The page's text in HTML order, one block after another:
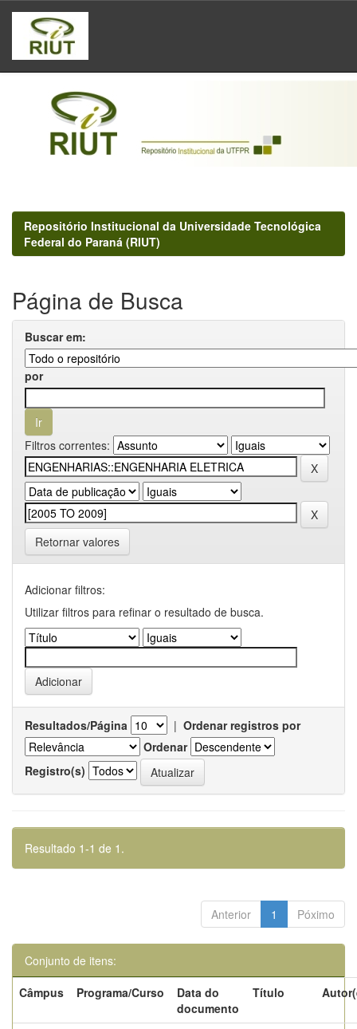
Skip
navigation
Repositório Institucional da Universidade Tecnológica
Federal do Paraná (RIUT)
Página de Busca
Buscar em:
por
Filtros correntes:
Retornar valores
Adicionar filtros:
Utilizar filtros para refinar o resultado de busca.
Resultados/Página | Ordenar registros por
Ordenar
Registro(s)
Resultado 1-1 de 1.
Anterior 1 Póximo
Conjunto de itens:
Câmpus
Programa/Curso
Data do
documento
Título